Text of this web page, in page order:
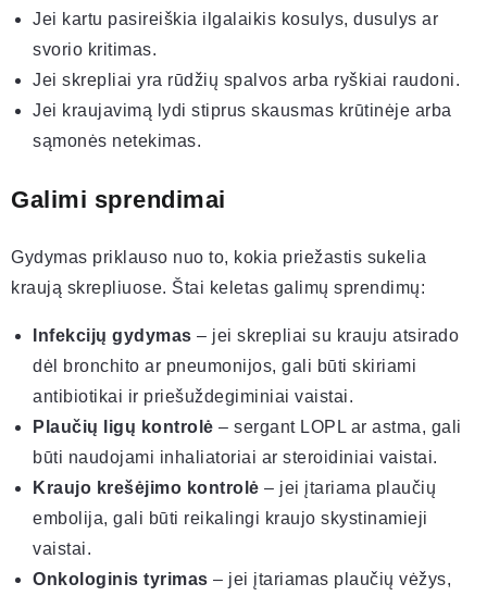
Jei kartu pasireiškia ilgalaikis kosulys, dusulys ar
svorio kritimas.
Jei skrepliai yra rūdžių spalvos arba ryškiai raudoni.
Jei kraujavimą lydi stiprus skausmas krūtinėje arba
sąmonės netekimas.
Galimi sprendimai
Gydymas priklauso nuo to, kokia priežastis sukelia
kraują skrepliuose. Štai keletas galimų sprendimų:
Infekcijų gydymas – jei skrepliai su krauju atsirado
dėl bronchito ar pneumonijos, gali būti skiriami
antibiotikai ir priešuždegiminiai vaistai.
Plaučių ligų kontrolė – sergant LOPL ar astma, gali
būti naudojami inhaliatoriai ar steroidiniai vaistai.
Kraujo krešėjimo kontrolė – jei įtariama plaučių
embolija, gali būti reikalingi kraujo skystinamieji
vaistai.
Onkologinis tyrimas – jei įtariamas plaučių vėžys,